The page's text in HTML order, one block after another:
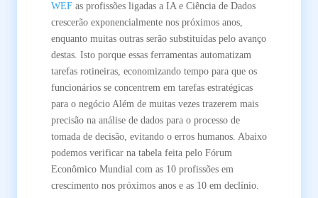
WEF as profissões ligadas a IA e Ciência de Dados
crescerão exponencialmente nos próximos anos,
enquanto muitas outras serão substituídas pelo avanço
destas. Isto porque essas ferramentas automatizam
tarefas rotineiras, economizando tempo para que os
funcionários se concentrem em tarefas estratégicas
para o negócio Além de muitas vezes trazerem mais
precisão na análise de dados para o processo de
tomada de decisão, evitando o erros humanos. Abaixo
podemos verificar na tabela feita pelo Fórum
Econômico Mundial com as 10 profissões em
crescimento nos próximos anos e as 10 em declínio.